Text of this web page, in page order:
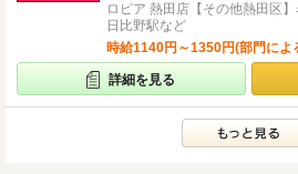
ロピア 熱田店【その他熱田区
日比野駅など
時給1140円～1350円(部門によ
詳細を見る